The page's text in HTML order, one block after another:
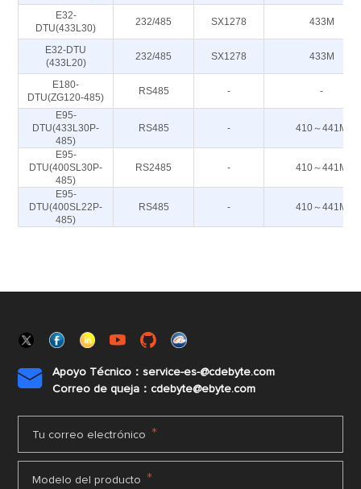
E32-
DTU(433L30)
232/485 SX1278 433M
E32-DTU
(433L20)
232/485 SX1278 433M
E180-
DTU(ZG120-485)
RS485 - -
E95-
DTU(433L30P-
485)
RS485 - 410～441M
E95-
DTU(400SL30P-
485)
RS2485 - 410～441M
E95-
DTU(400SL22P-
485)
RS485 - 410～441M

Apoyo Técnico：service-es-@cdebyte.com
Correo de queja：cdebyte@ebyte.com
Tu correo electrónico *
Modelo del producto *